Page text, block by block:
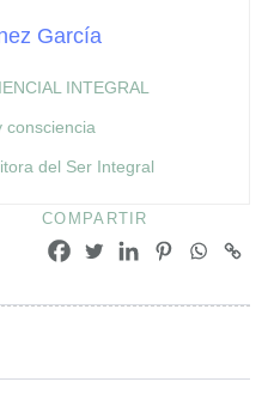
García
INTEGRAL
consciencia
del Ser Integral
COMPARTIR